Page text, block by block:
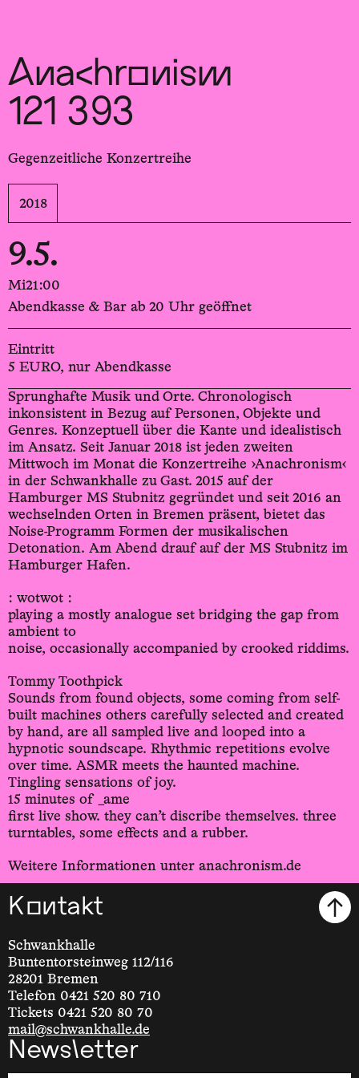
Anachronism
121 393
Gegenzeitliche Konzertreihe
2018
9.5.
Mi21:00
Abendkasse & Bar ab 20 Uhr geöffnet
Eintritt
5 EURO, nur Abendkasse
Sprunghafte Musik und Orte. Chronologisch
inkonsistent in Bezug auf Personen, Objekte und
Genres. Konzeptuell über die Kante und idealistisch
im Ansatz. Seit Januar 2018 ist jeden zweiten
Mittwoch im Monat die Konzertreihe ›Anachronism‹
in der Schwankhalle zu Gast. 2015 auf der
Hamburger MS Stubnitz gegründet und seit 2016 an
wechselnden Orten in Bremen präsent, bietet das
Noise-Programm Formen der musikalischen
Detonation. Am Abend drauf auf der MS Stubnitz im
Hamburger Hafen.
: wotwot :
playing a mostly analogue set bridging the gap from
ambient to
noise, occasionally accompanied by crooked riddims.
Tommy Toothpick
Sounds from found objects, some coming from self-
built machines others carefully selected and created
by hand, are all sampled live and looped into a
hypnotic soundscape. Rhythmic repetitions evolve
over time. ASMR meets the haunted machine.
Tingling sensations of joy.
15 minutes of _ame
first live show. they can’t discribe themselves. three
turntables, some effects and a rubber.
Weitere Informationen unter anachronism.de
Kontakt
Schwankhalle
Buntentorsteinweg 112/116
28201 Bremen
Telefon 0421 520 80 710
Tickets 0421 520 80 70
mail@schwankhalle.de
Newsletter